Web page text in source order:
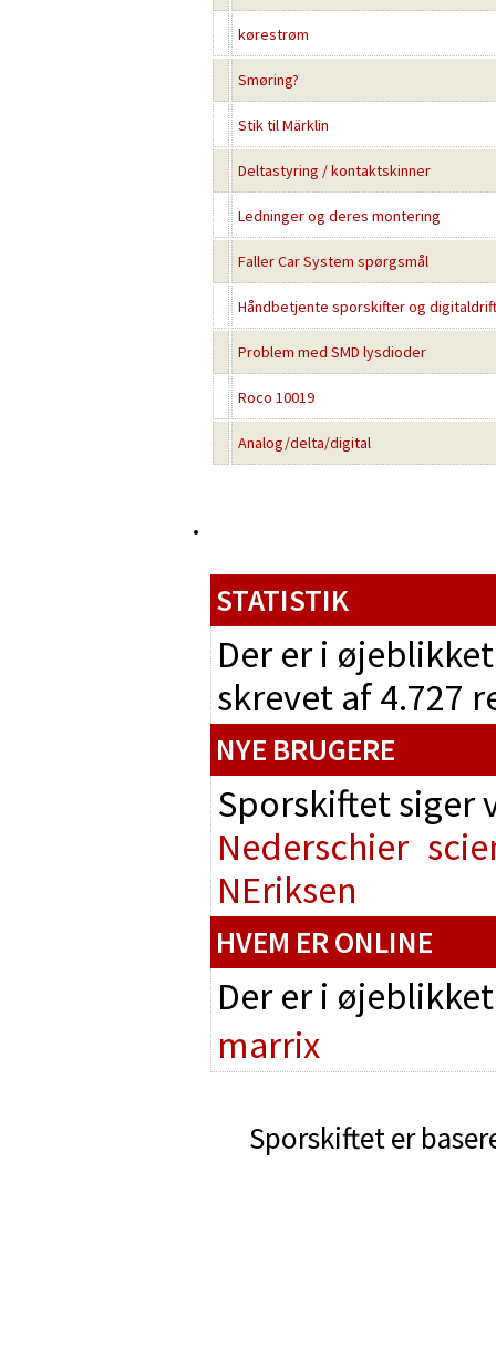
kørestrøm
Smøring?
Stik til Märklin
Deltastyring / kontaktskinner
Ledninger og deres montering
Faller Car System spørgsmål
Håndbetjente sporskifter og digitaldrift
Problem med SMD lysdioder
Roco 10019
Analog/delta/digital
STATISTIK
Der er i
skrevet af 4.727
NYE BRUGERE
Sporskiftet
Nederschier
NEriksen
HVEM ER ONLINE
Der er i
marrix
Sporskiftet er